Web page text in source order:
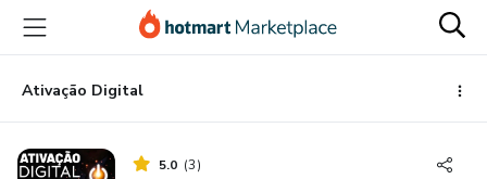
para
conteúdo
principal
para
pagamento
para
rodapé
Ativação Digital
5.0 (3)